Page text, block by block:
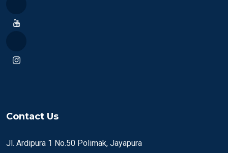
Contact Us
Jl. Ardipura 1 No.50 Polimak, Jayapura